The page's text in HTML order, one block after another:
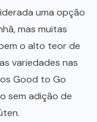
uma opção
mas muitas
o alto teor de
variedades nas
Good to Go
sem adição de